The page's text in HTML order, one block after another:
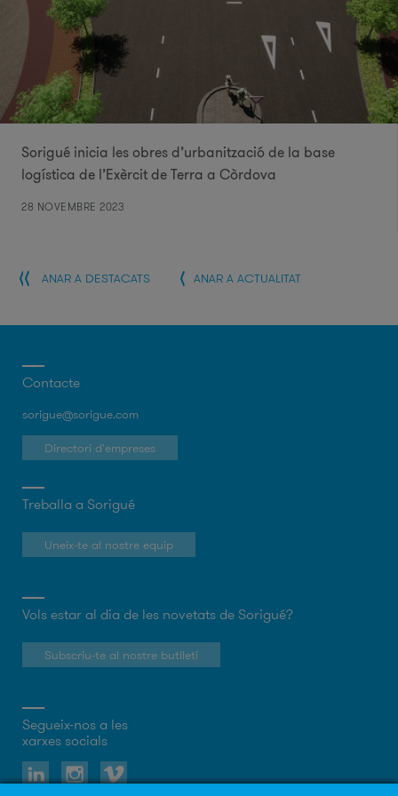
Sorigué inicia les obres d’urbanització de la base
logística de l’Exèrcit de Terra a Còrdova
28 NOVEMBRE 2023
ANAR A DESTACATS ANAR A ACTUALITAT
Contacte
sorigue@sorigue.com
Directori d'empreses
Treballa a Sorigué
Uneix-te al nostre equip
Vols estar al dia de les novetats de Sorigué?
Subscriu-te al nostre butlletí
Segueix-nos a les
xarxes socials